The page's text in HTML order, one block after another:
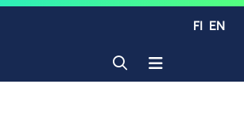
FI EN
Avaa haku